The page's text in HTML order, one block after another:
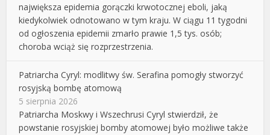
największa epidemia gorączki krwotocznej eboli, jaką
kiedykolwiek odnotowano w tym kraju. W ciągu 11 tygodni
od ogłoszenia epidemii zmarło prawie 1,5 tys. osób;
choroba wciąż się rozprzestrzenia.
Patriarcha Cyryl: modlitwy św. Serafina pomogły stworzyć
rosyjską bombę atomową
5 sierpnia 2026
Patriarcha Moskwy i Wszechrusi Cyryl stwierdził, że
powstanie rosyjskiej bomby atomowej było możliwe także